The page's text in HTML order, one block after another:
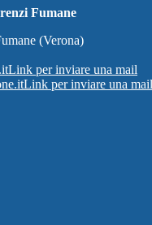
Fumane
(Verona)
Link per inviare una mail
Link per inviare una mail